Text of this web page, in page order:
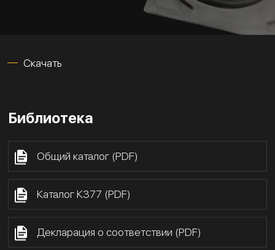
Скачать
Библиотека
Общий каталог (PDF)
Каталог К377 (PDF)
Декларация о соответствии (PDF)